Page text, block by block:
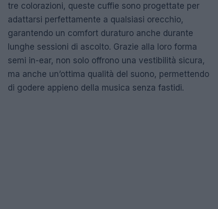
tre colorazioni, queste cuffie sono progettate per
adattarsi perfettamente a qualsiasi orecchio,
garantendo un comfort duraturo anche durante
lunghe sessioni di ascolto. Grazie alla loro forma
semi in-ear, non solo offrono una vestibilità sicura,
ma anche un’ottima qualità del suono, permettendo
di godere appieno della musica senza fastidi.